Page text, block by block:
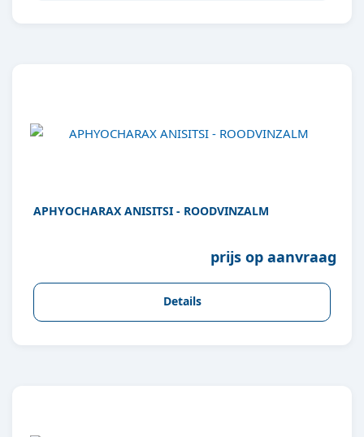
APHYOCHARAX ANISITSI - ROODVINZALM
prijs op aanvraag
Details